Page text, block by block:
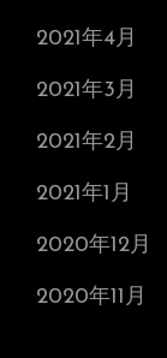
2021年4月
2021年3月
2021年2月
2021年1月
2020年12月
2020年11月